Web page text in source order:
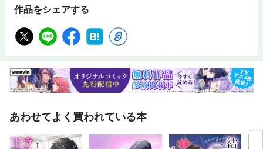
作品をシェアする
あわせてよく買われている本